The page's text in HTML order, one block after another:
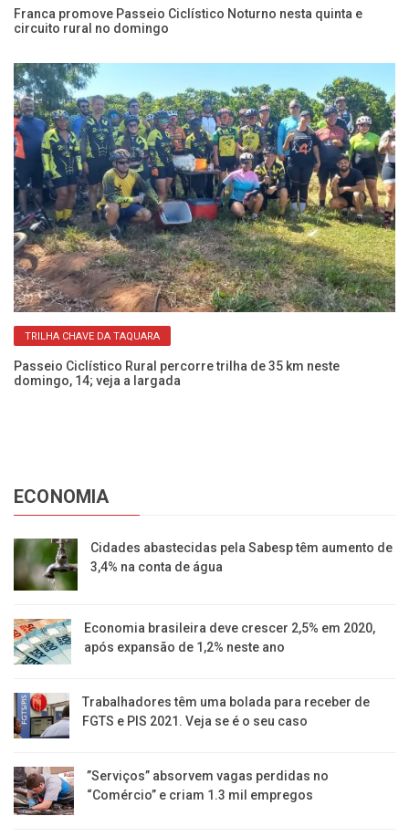
Franca promove Passeio Ciclístico Noturno nesta quinta e
circuito rural no domingo
TRILHA CHAVE DA TAQUARA
Passeio Ciclístico Rural percorre trilha de 35 km neste
domingo, 14; veja a largada
ECONOMIA
Cidades abastecidas pela Sabesp têm aumento de
3,4% na conta de água
Economia brasileira deve crescer 2,5% em 2020,
após expansão de 1,2% neste ano
Trabalhadores têm uma bolada para receber de
FGTS e PIS 2021. Veja se é o seu caso
​”Serviços” absorvem vagas perdidas no
“Comércio” e criam 1.3 mil empregos